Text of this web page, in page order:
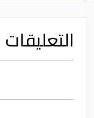
التعليقات